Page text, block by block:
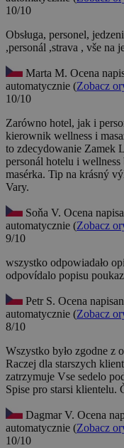
10/10
Obsługa, personel,
,personál ,strava , vše na
Marta M. Ocena
automatycznie (Zobacz
10/10
Zarówno hotel, jak i
kierownik wellness i
to zdecydowanie Zamek
personál hotelu i
masérka. Tip na krásný
Vary.
Soňa V. Ocena
automatycznie (Zobacz
9/10
wszystko odpowiadało
odpovídalo popisu
Petr S. Ocena
automatycznie (Zobacz
8/10
Wszystko było zgodne z
Raczej dla starszych
zatrzymuje Vse sedelo
Spise pro starsi klientelu.
Dagmar V. Ocena
automatycznie (Zobacz
10/10